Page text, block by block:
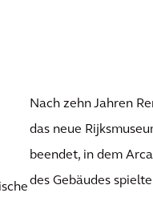
Nach zehn Jahren
das neue
beendet, in dem
des Gebäudes